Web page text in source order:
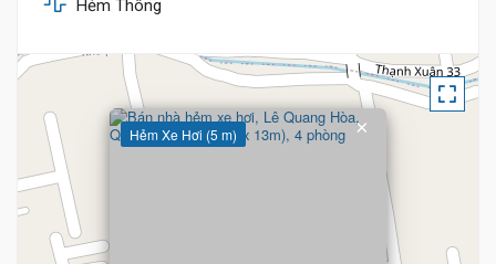
Hẻm Thông
Hẻm Xe Hơi (5 m) ×